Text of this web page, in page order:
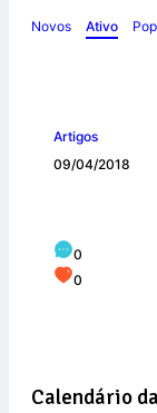
Novos Ativo
Artigos
09/04/2018
0
0
Calendário